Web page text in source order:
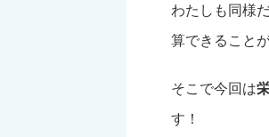
わたしも同様
算できること
そこで今回は
す！